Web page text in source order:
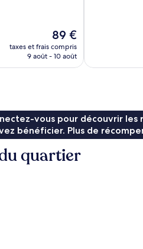
Le
nouveau
prix
89 €
taxes et frais compris
9 août - 10 août
vous pour découvrir
bénéficier. Plus de
quartier